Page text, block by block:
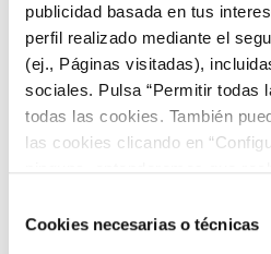
publicidad basada en tus
perfil realizado mediante el
(ej., Páginas visitadas),
sociales. Pulsa “Permitir todas
todas las cookies. También
las cookies clicando en
COOKIES.
deCookies necesarias o técnicas
Recetas con Salsa César
Recetas con Salsa Yogur
Recetas con Salsa
Recetas con Salsa Miel y